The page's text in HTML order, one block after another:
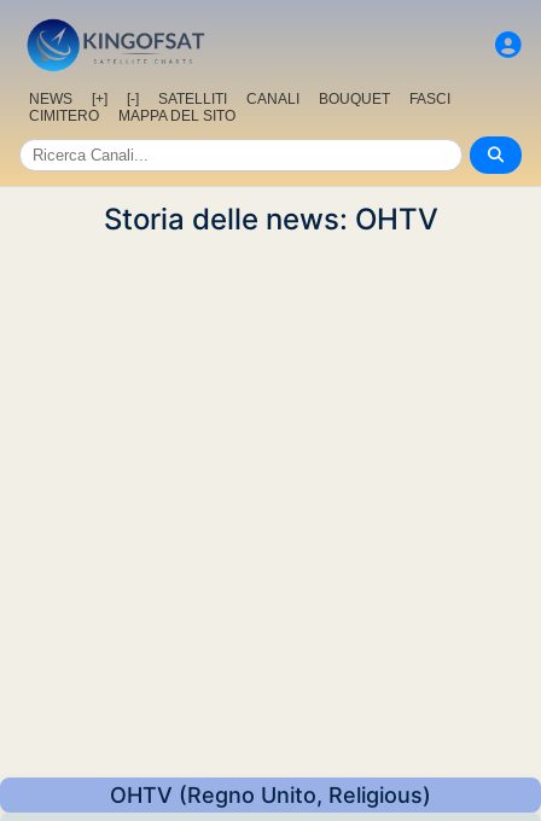
NEWS [+] [-] SATELLITI CANALI BOUQUET
FASCI
CIMITERO
MAPPA DEL SITO
Storia delle news: OHTV
OHTV (Regno Unito, Religious)